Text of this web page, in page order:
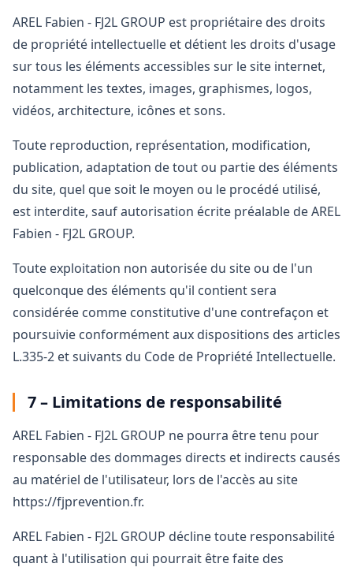
AREL Fabien - FJ2L GROUP est propriétaire des droits
de propriété intellectuelle et détient les droits d'usage
sur tous les éléments accessibles sur le site internet,
notamment les textes, images, graphismes, logos,
vidéos, architecture, icônes et sons.
Toute reproduction, représentation, modification,
publication, adaptation de tout ou partie des éléments
du site, quel que soit le moyen ou le procédé utilisé,
est interdite, sauf autorisation écrite préalable de AREL
Fabien - FJ2L GROUP.
Toute exploitation non autorisée du site ou de l'un
quelconque des éléments qu'il contient sera
considérée comme constitutive d'une contrefaçon et
poursuivie conformément aux dispositions des articles
L.335-2 et suivants du Code de Propriété Intellectuelle.
7 – Limitations de responsabilité
AREL Fabien - FJ2L GROUP ne pourra être tenu pour
responsable des dommages directs et indirects causés
au matériel de l'utilisateur, lors de l'accès au site
https://fjprevention.fr.
AREL Fabien - FJ2L GROUP décline toute responsabilité
quant à l'utilisation qui pourrait être faite des